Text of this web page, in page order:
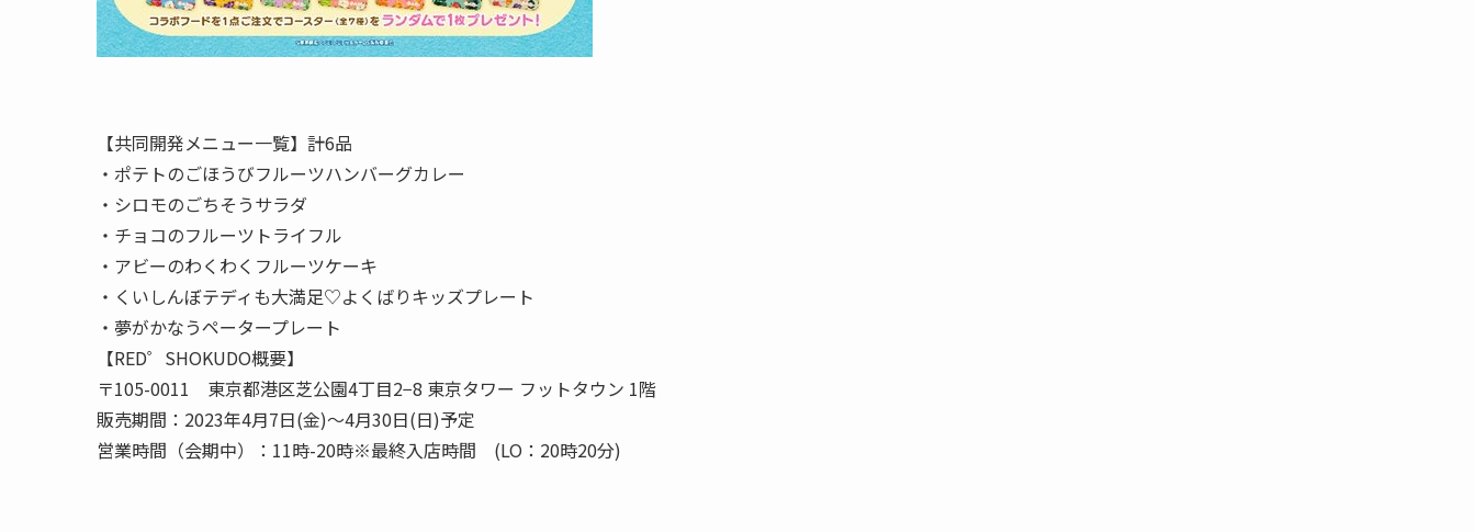
【共同開発メニュー一覧】計6品
・ポテトのごほうびフルーツハンバーグカレー
・シロモのごちそうサラダ
・チョコのフルーツトライフル
・アビーのわくわくフルーツケーキ
・くいしんぼテディも大満足♡よくばりキッズプレート
・夢がかなうペータープレート
【RED゜SHOKUDO概要】
〒105-0011 東京都港区芝公園4丁目2−8 東京タワー フットタウン 1階
販売期間：2023年4月7日(金)〜4月30日(日)予定
営業時間（会期中）：11時-20時※最終入店時間 (LO：20時20分)